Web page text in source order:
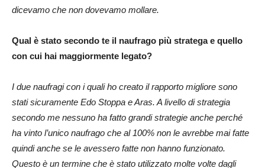
dicevamo che non dovevamo mollare.
Qual è stato secondo te il naufrago più stratega e quello
con cui hai maggiormente legato?
I due naufragi con i quali ho creato il rapporto migliore sono
stati sicuramente Edo Stoppa e Aras. A livello di strategia
secondo me nessuno ha fatto grandi strategie anche perché
ha vinto l’unico naufrago che al 100% non le avrebbe mai fatte
quindi anche se le avessero fatte non hanno funzionato.
Questo è un termine che è stato utilizzato molte volte dagli